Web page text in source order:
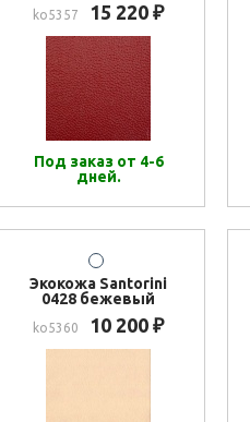
ko5357 15 220 ₽
Под заказ от 4-6
дней.
Экокожа Santorini
0428 бежевый
ko5360 10 200 ₽